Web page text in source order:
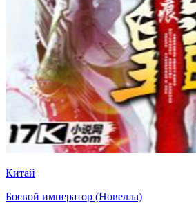
Китай
Боевой император (Новелла)